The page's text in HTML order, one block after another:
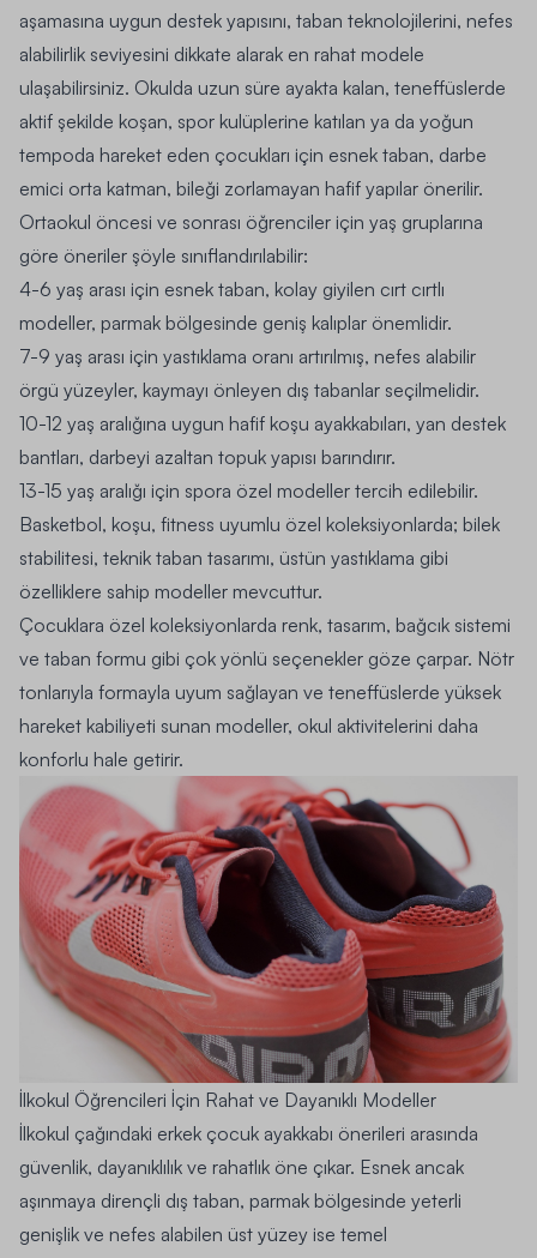
aşamasına uygun destek yapısını, taban teknolojilerini, nefes
alabilirlik seviyesini dikkate alarak en rahat modele
ulaşabilirsiniz. Okulda uzun süre ayakta kalan, teneffüslerde
aktif şekilde koşan, spor kulüplerine katılan ya da yoğun
tempoda hareket eden çocukları için esnek taban, darbe
emici orta katman, bileği zorlamayan hafif yapılar önerilir.
Ortaokul öncesi ve sonrası öğrenciler için yaş gruplarına
göre öneriler şöyle sınıflandırılabilir:
4-6 yaş arası için esnek taban, kolay giyilen cırt cırtlı
modeller, parmak bölgesinde geniş kalıplar önemlidir.
7-9 yaş arası için yastıklama oranı artırılmış, nefes alabilir
örgü yüzeyler, kaymayı önleyen dış tabanlar seçilmelidir.
10-12 yaş aralığına uygun hafif koşu ayakkabıları, yan destek
bantları, darbeyi azaltan topuk yapısı barındırır.
13-15 yaş aralığı için spora özel modeller tercih edilebilir.
Basketbol, koşu, fitness uyumlu özel koleksiyonlarda; bilek
stabilitesi, teknik taban tasarımı, üstün yastıklama gibi
özelliklere sahip modeller mevcuttur.
Çocuklara özel koleksiyonlarda renk, tasarım, bağcık sistemi
ve taban formu gibi çok yönlü seçenekler göze çarpar. Nötr
tonlarıyla formayla uyum sağlayan ve teneffüslerde yüksek
hareket kabiliyeti sunan modeller, okul aktivitelerini daha
konforlu hale getirir.
İlkokul Öğrencileri İçin Rahat ve Dayanıklı Modeller
İlkokul çağındaki erkek çocuk ayakkabı önerileri arasında
güvenlik, dayanıklılık ve rahatlık öne çıkar. Esnek ancak
aşınmaya dirençli dış taban, parmak bölgesinde yeterli
genişlik ve nefes alabilen üst yüzey ise temel